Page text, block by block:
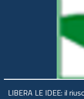
Regione Emilia-Romagna
LIBERA LE IDEE: il